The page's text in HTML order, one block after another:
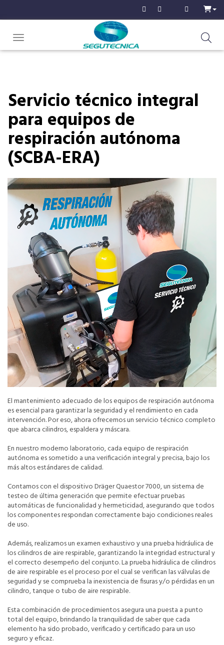
Toggle navigation
Servicio técnico integral
para equipos de
respiración autónoma
(SCBA-ERA)
El mantenimiento adecuado de los equipos de respiración autónoma
es esencial para garantizar la seguridad y el rendimiento en cada
intervención. Por eso, ahora ofrecemos un servicio técnico completo
que abarca cilindros, espaldera y máscara.
En nuestro moderno laboratorio, cada equipo de respiración
autónoma es sometido a una verificación integral y precisa, bajo los
más altos estándares de calidad.
Contamos con el dispositivo Dräger Quaestor 7000, un sistema de
testeo de última generación que permite efectuar pruebas
automáticas de funcionalidad y hermeticidad, asegurando que todos
los componentes respondan correctamente bajo condiciones reales
de uso.
Además, realizamos un examen exhaustivo y una prueba hidráulica de
los cilindros de aire respirable, garantizando la integridad estructural y
el correcto desempeño del conjunto. La prueba hidráulica de cilindros
de aire respirable es el proceso por el cual se verifican las válvulas de
seguridad y se comprueba la inexistencia de fisuras y/o pérdidas en un
cilindro, tanque o tubo de aire respirable.
Esta combinación de procedimientos asegura una puesta a punto
total del equipo, brindando la tranquilidad de saber que cada
elemento ha sido probado, verificado y certificado para un uso
seguro y eficaz.